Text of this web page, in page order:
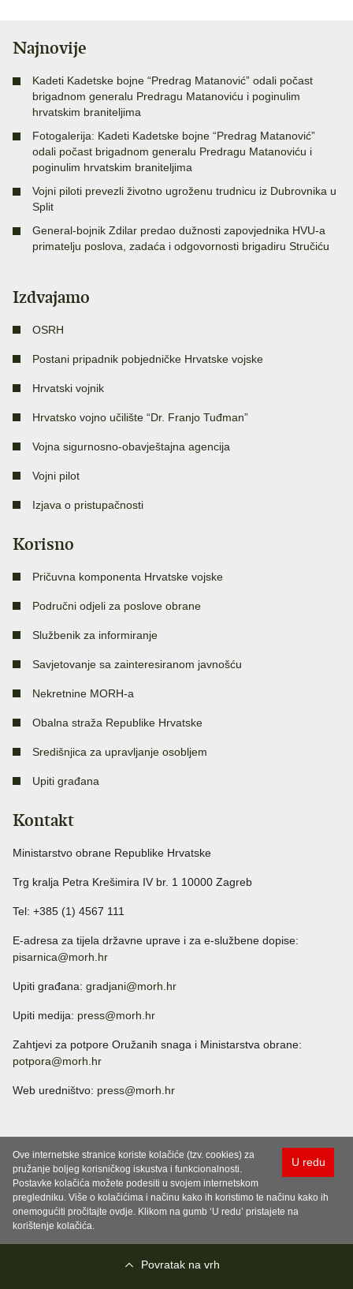
Najnovije
Kadeti Kadetske bojne “Predrag Matanović” odali počast
brigadnom generalu Predragu Matanoviću i poginulim
hrvatskim braniteljima
Fotogalerija: Kadeti Kadetske bojne “Predrag Matanović”
odali počast brigadnom generalu Predragu Matanoviću i
poginulim hrvatskim braniteljima
Vojni piloti prevezli životno ugroženu trudnicu iz Dubrovnika u
Split
General-bojnik Zdilar predao dužnosti zapovjednika HVU-a
primatelju poslova, zadaća i odgovornosti brigadiru Stručiću
Izdvajamo
OSRH
Postani pripadnik pobjedničke Hrvatske vojske
Hrvatski vojnik
Hrvatsko vojno učilište “Dr. Franjo Tuđman”
Vojna sigurnosno-obavještajna agencija
Vojni pilot
Izjava o pristupačnosti
Korisno
Pričuvna komponenta Hrvatske vojske
Područni odjeli za poslove obrane
Službenik za informiranje
Savjetovanje sa zainteresiranom javnošću
Nekretnine MORH-a
Obalna straža Republike Hrvatske
Središnjica za upravljanje osobljem
Upiti građana
Kontakt
Ministarstvo obrane Republike Hrvatske
Trg kralja Petra Krešimira IV br. 1 10000 Zagreb
Tel: +385 (1) 4567 111
E-adresa za tijela državne uprave i za e-službene dopise:
pisarnica@morh.hr
Upiti građana: gradjani@morh.hr
Upiti medija: press@morh.hr
Zahtjevi za potpore Oružanih snaga i Ministarstva obrane:
potpora@morh.hr
Web uredništvo: press@morh.hr
U redu
Ove internetske stranice koriste kolačiće (tzv. cookies) za
pružanje boljeg korisničkog iskustva i funkcionalnosti.
Postavke kolačića možete podesiti u svojem internetskom
pregledniku. Više o kolačićima i načinu kako ih koristimo te načinu kako ih
onemogućiti pročitajte ovdje. Klikom na gumb ‘U redu’ pristajete na
korištenje kolačića.
Povratak na vrh